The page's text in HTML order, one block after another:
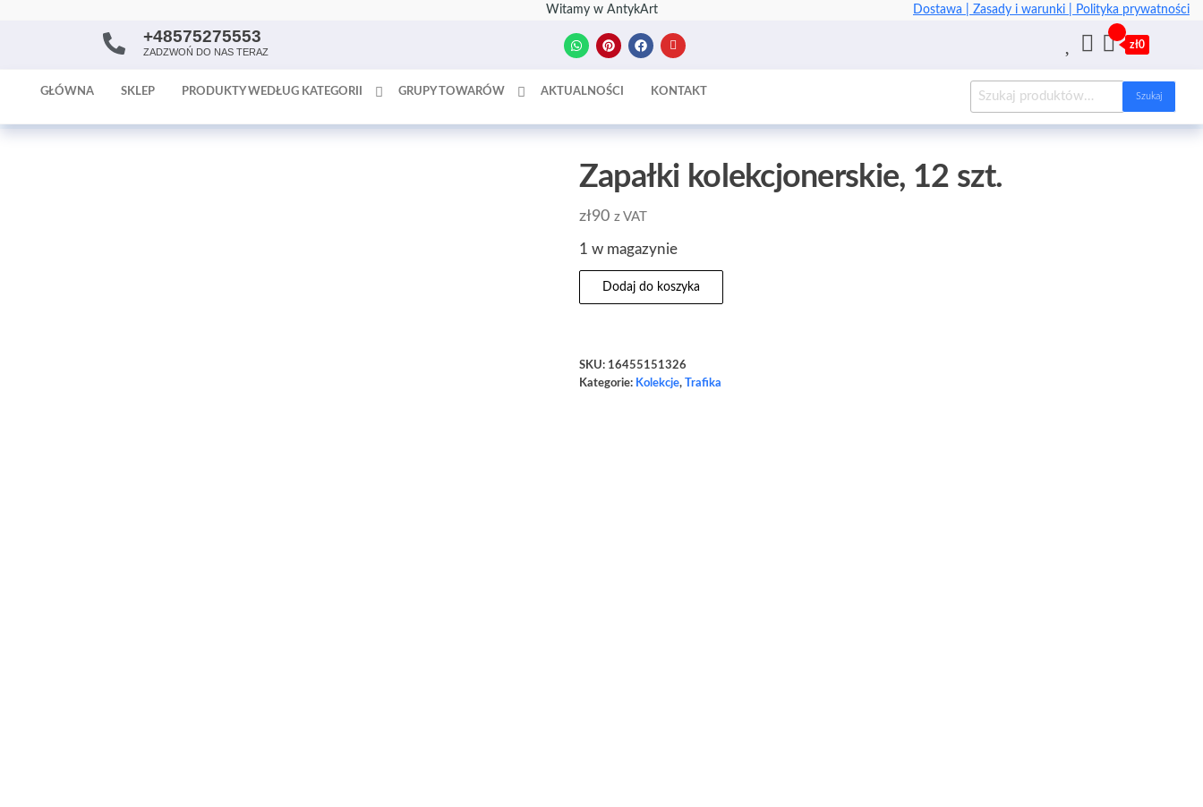
Witamy w AntykArt Dostawa | Zasady i warunki | Polityka prywatności
AntykArt
poświęcona
sprzedaży
tapet
+48575275553
ZADZWOŃ DO NAS TERAZ
zł0
GŁÓWNA SKLEP PRODUKTY WEDŁUG KATEGORII GRUPY TOWARÓW AKTUALNOŚCI KONTAKT Szukaj
Zapałki kolekcjonerskie, 12 szt.
zł90 z VAT
1 w magazynie
Dodaj do koszyka
SKU: 16455151326
Kategorie: Kolekcje, Trafika